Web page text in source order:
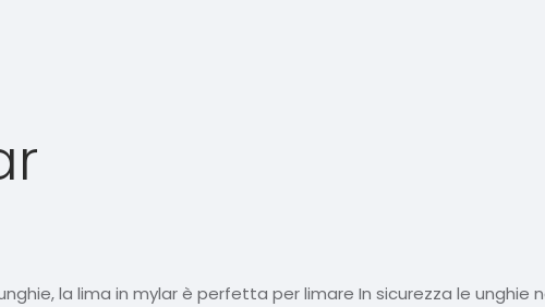
la lima in mylar è perfetta per limare In sicurezza le